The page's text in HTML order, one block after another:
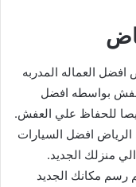
العماله المدربه
بواسطه افضل
للحفاظ علي العفش.
افضل السيارات
منزلك الجديد.
رسم مكانك الجديد